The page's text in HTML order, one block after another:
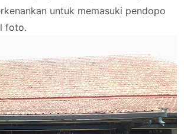
untuk memasuki pendopo
foto.